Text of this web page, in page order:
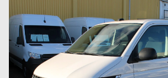
Kontakt os